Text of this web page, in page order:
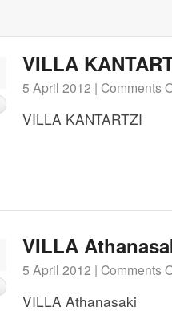
VILLA
5 April 2012 | Comments
VILLA KANTARTZI
VILLA
5 April 2012 | Comments
VILLA Athanasaki